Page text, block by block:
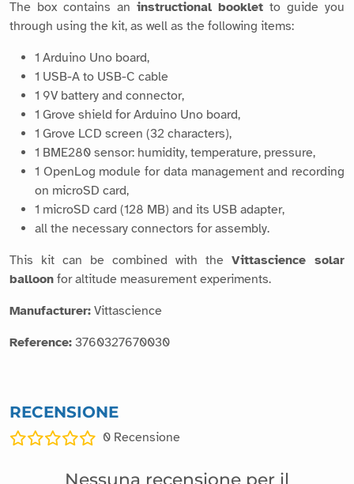
The box contains an instructional booklet to guide you
through using the kit, as well as the following items:
1 Arduino Uno board,
1 USB-A to USB-C cable
1 9V battery and connector,
1 Grove shield for Arduino Uno board,
1 Grove LCD screen (32 characters),
1 BME280 sensor: humidity, temperature, pressure,
1 OpenLog module for data management and recording
on microSD card,
1 microSD card (128 MB) and its USB adapter,
all the necessary connectors for assembly.
This kit can be combined with the Vittascience solar
balloon for altitude measurement experiments.
Manufacturer: Vittascience
Reference: 3760327670030
RECENSIONE
0 Recensione
Nessuna recensione per il